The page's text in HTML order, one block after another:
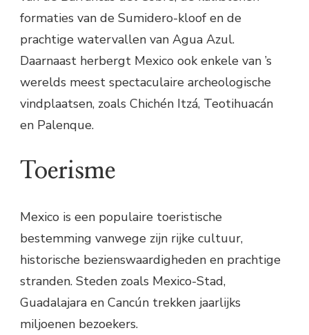
formaties van de Sumidero-kloof en de
prachtige watervallen van Agua Azul.
Daarnaast herbergt Mexico ook enkele van ’s
werelds meest spectaculaire archeologische
vindplaatsen, zoals Chichén Itzá, Teotihuacán
en Palenque.
Toerisme
Mexico is een populaire toeristische
bestemming vanwege zijn rijke cultuur,
historische bezienswaardigheden en prachtige
stranden. Steden zoals Mexico-Stad,
Guadalajara en Cancún trekken jaarlijks
miljoenen bezoekers.